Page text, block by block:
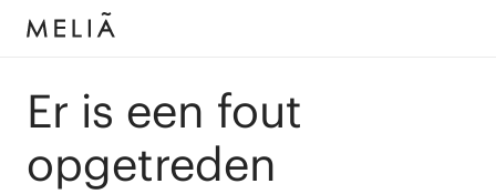
Er is een fout
opgetreden